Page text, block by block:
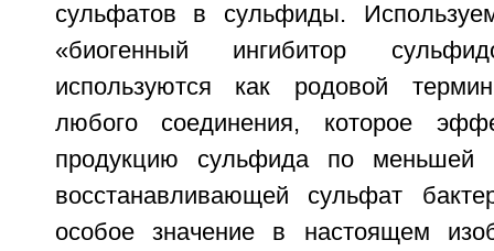
сульфатов в сульфиды.
«биогенный ингибитор
используются как родовой
любого соединения, которое
продукцию сульфида по
восстанавливающей сульфат
особое значение в настоящем